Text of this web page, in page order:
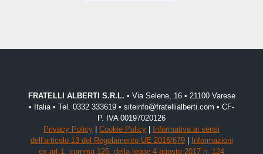
FRATELLI ALBERTI S.R.L. • Via Selene, 16 • 21100 Varese
• Italia • Tel. 0332 333619 • siteinfo@fratellialberti.com • CF-
P. IVA 00197020126
Privacy Policy
Cookie Policy
Informativa ai sensi
dell’articolo 13 del Regolamento UE 2016/679|
Informazioni
ex art.1, comma 125, della legge 4 agosto 2017 n. 124